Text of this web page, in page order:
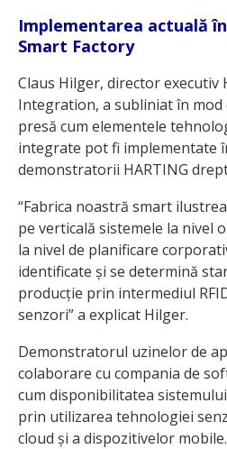
Implementarea actuală în
Smart Factory
Claus Hilger, director executiv
Integration, a subliniat în mod
presă cum elementele
integrate pot fi implementate
demonstratorii HARTING
“Fabrica noastră smart
pe verticală sistemele la nivel
la nivel de planificare
identificate și se determină
producție prin intermediul
senzori” a explicat Hilger.
Demonstratorul uzinelor de
colaborare cu compania de
cum disponibilitatea
prin utilizarea tehnologiei
cloud și a dispozitivelor mobile.